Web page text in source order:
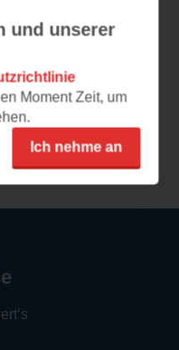
dieses Buch sehr
und unserer
Moment Zeit, um
Ich nehme an